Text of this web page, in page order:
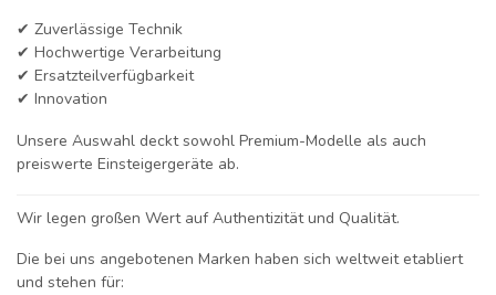
✔ Zuverlässige Technik
✔ Hochwertige Verarbeitung
✔ Ersatzteilverfügbarkeit
✔ Innovation
Unsere Auswahl deckt sowohl Premium-Modelle als auch
preiswerte Einsteigergeräte ab.
Wir legen großen Wert auf Authentizität und Qualität.
Die bei uns angebotenen Marken haben sich weltweit etabliert
und stehen für: